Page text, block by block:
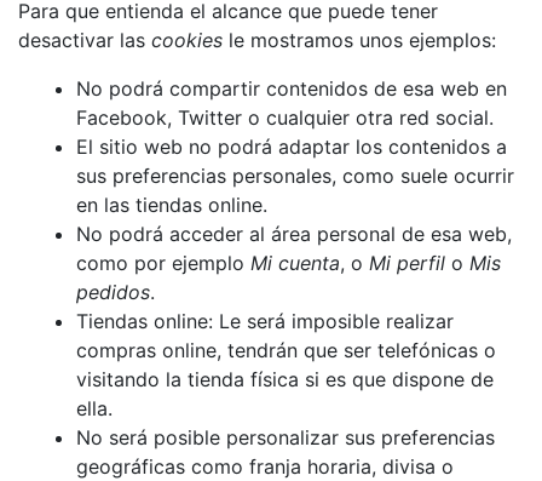
Para que entienda el alcance que puede tener
desactivar las cookies le mostramos unos ejemplos:
No podrá compartir contenidos de esa web en
Facebook, Twitter o cualquier otra red social.
El sitio web no podrá adaptar los contenidos a
sus preferencias personales, como suele ocurrir
en las tiendas online.
No podrá acceder al área personal de esa web,
como por ejemplo Mi cuenta, o Mi perfil o Mis
pedidos.
Tiendas online: Le será imposible realizar
compras online, tendrán que ser telefónicas o
visitando la tienda física si es que dispone de
ella.
No será posible personalizar sus preferencias
geográficas como franja horaria, divisa o